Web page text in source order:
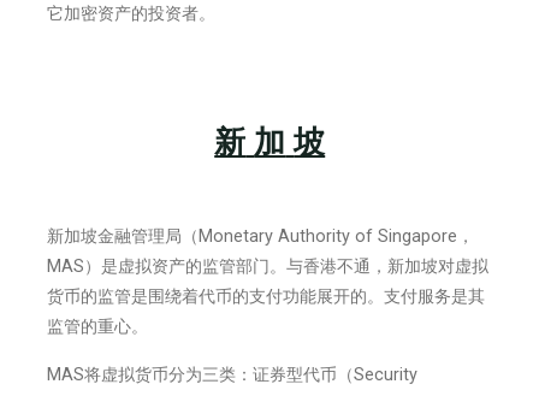
它加密资产的投资者。
新 加 坡
新加坡金融管理局（Monetary Authority of Singapore，
MAS）是虚拟资产的监管部门。与香港不通，新加坡对虚拟
货币的监管是围绕着代币的支付功能展开的。支付服务是其
监管的重心。
MAS将虚拟货币分为三类：证券型代币（Security